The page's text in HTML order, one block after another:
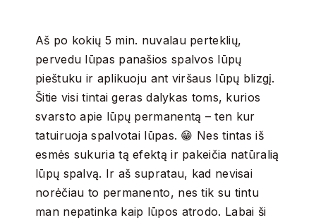
Aš po kokių 5 min. nuvalau perteklių,
pervedu lūpas panašios spalvos lūpų
pieštuku ir aplikuoju ant viršaus lūpų blizgį.
Šitie visi tintai geras dalykas toms, kurios
svarsto apie lūpų permanentą – ten kur
tatuiruoja spalvotai lūpas. 😁 Nes tintas iš
esmės sukuria tą efektą ir pakeičia natūralią
lūpų spalvą. Ir aš supratau, kad nevisai
norėčiau to permanento, nes tik su tintu
man nepatinka kaip lūpos atrodo. Labai ši